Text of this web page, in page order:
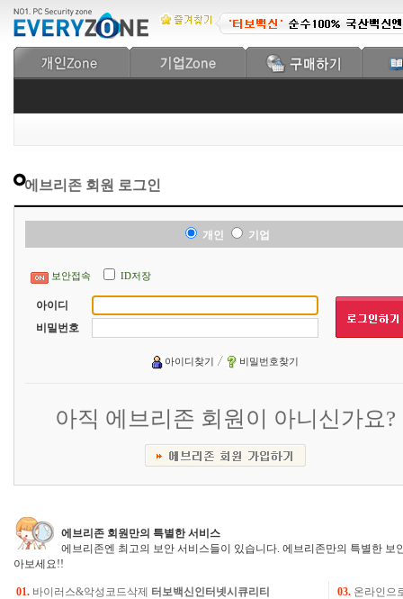
에브리존 회원 로그인
개인 기업
보안접속 ID저장
아이디
비밀번호
아이디찾기 비밀번호찾기
아직 에브리존 회원이 아니신가요?
에브리존 회원만의 특별한 서비스
에브리존엔 최고의 보안 서비스들이 있습니다. 에브리존만의 특별한 보
아보세요!!
01. 바이러스&악성코드삭제 터보백신인터넷시큐리티 03. 온라인으